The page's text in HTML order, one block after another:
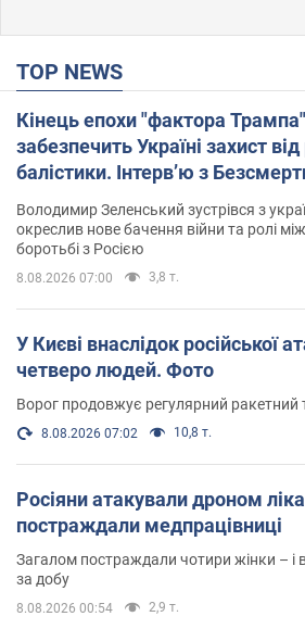
TOP NEWS
Кінець епохи "фактора
забезпечить Україні захист від
балістики. Інтерв’ю з
Володимир Зеленський зустрівся з
окреслив нове бачення війни та ролі
боротьбі з Росією
8.08.2026 07:00 3,8 т.
У Києві внаслідок російської
четверо людей. Фото
Ворог продовжує регулярний ракетний
8.08.2026 07:02 10,8 т.
Росіяни атакували дроном
постраждали медпрацівниці
Загалом постраждали чотири жінки – і
за добу
8.08.2026 00:54 2,9 т.